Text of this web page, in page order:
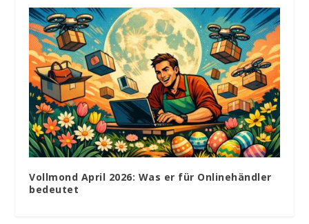
Vollmond April 2026: Was er für Onlinehändler
bedeutet